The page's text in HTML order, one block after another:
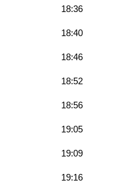
18:36
18:40
18:46
18:52
18:56
19:05
19:09
19:16